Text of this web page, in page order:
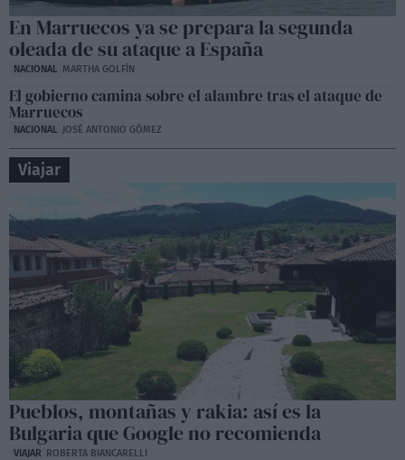
En Marruecos ya se prepara la segunda
oleada de su ataque a España
NACIONAL MARTHA GOLFÍN
El gobierno camina sobre el alambre tras el ataque de
Marruecos
NACIONAL JOSÉ ANTONIO GÓMEZ
Viajar
Pueblos, montañas y rakia: así es la
Bulgaria que Google no recomienda
VIAJAR ROBERTA BIANCARELLI